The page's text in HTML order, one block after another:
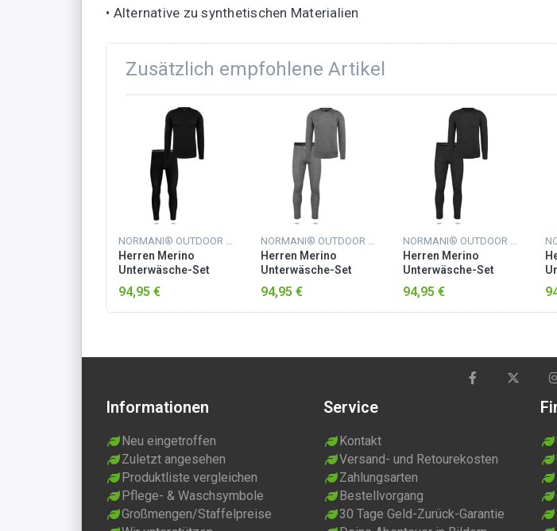
• Alternative zu synthetischen Materialien
Zusätzlich empfohlene Artikel
NORMANI® OUTDOOR SPORTS
Herren Merino
Unterwäsche-Set
„Melbourne/Sydney“
Schwarz
94,95 €
NORMANI® OUTDOOR SPORTS
Herren Merino
Unterwäsche-Set
„Melbourne/Sydney“
Grau
94,95 €
NORMANI® OUTDOOR SPORTS
Herren Merino
Unterwäsche-Set
„Melbourne/Sydney“
Anthrazit
94,95 €
Informationen
Neu eingetroffen
Zuletzt angesehen
Produktliste vergleichen
Pflege- & Waschsymbole
Großmengen/Staffelpreise
Service
Kontakt
Versand- und Retourekosten
Zahlungsarten
Bestellvorgang
30 Tage Geld-Zurück-Garantie